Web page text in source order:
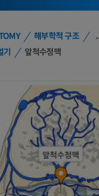
해부학적 구조
기
앞척수정맥